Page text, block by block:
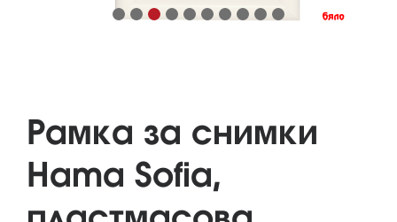
Рамка за снимки
Hama Sofia,